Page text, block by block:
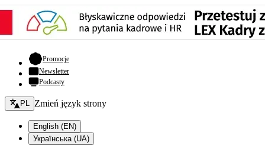
Promocje- otwiera się w nowej karcie
Newsletter
Podcasty
Zmień język - bieżący:
PL Zmień język strony
English (EN)
Українська (UA)